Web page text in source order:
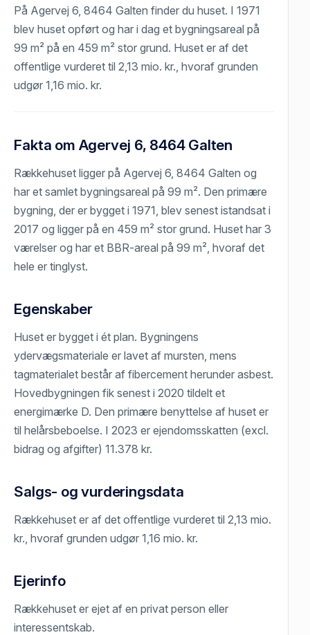
På Agervej 6, 8464 Galten finder du huset. I 1971
blev huset opført og har i dag et bygningsareal på
99 m² på en 459 m² stor grund. Huset er af det
offentlige vurderet til 2,13 mio. kr., hvoraf grunden
udgør 1,16 mio. kr.
Fakta om Agervej 6, 8464 Galten
Rækkehuset ligger på Agervej 6, 8464 Galten og
har et samlet bygningsareal på 99 m². Den primære
bygning, der er bygget i 1971, blev senest istandsat i
2017 og ligger på en 459 m² stor grund. Huset har 3
værelser og har et BBR-areal på 99 m², hvoraf det
hele er tinglyst.
Egenskaber
Huset er bygget i ét plan. Bygningens
ydervægsmateriale er lavet af mursten, mens
tagmaterialet består af fibercement herunder asbest.
Hovedbygningen fik senest i 2020 tildelt et
energimærke D. Den primære benyttelse af huset er
til helårsbeboelse. I 2023 er ejendomsskatten (excl.
bidrag og afgifter) 11.378 kr.
Salgs- og vurderingsdata
Rækkehuset er af det offentlige vurderet til 2,13 mio.
kr., hvoraf grunden udgør 1,16 mio. kr.
Ejerinfo
Rækkehuset er ejet af en privat person eller
interessentskab.